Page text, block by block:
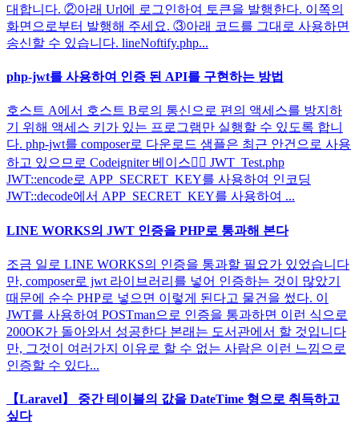
대합니다. ②아래 Url에 로그인하여 토큰을 발행한다. 이쪽의
화면으로부터 발행해 주세요. ③아래 코드를 그대로 사용하면
송신할 수 있습니다. lineNoftify.php...
php-jwt를 사용하여 인증 된 API를 구현하는 방법
호스트 A에서 호스트 B로의 통신으로 편의 액세스를 방지하
기 위해 액세스 키가 있는 프로그램만 실행할 수 있도록 합니
다. php-jwt를 composer로 다운로드 샘플은 최근 안건으로 사용
하고 있으므로 Codeigniter 베이스🙇‍♂️ JWT_Test.php
JWT::encode로 APP_SECRET_KEY를 사용하여 인코딩
JWT::decode에서 APP_SECRET_KEY를 사용하여 ...
LINE WORKS의 JWT 인증을 PHP로 통과해 본다
조금 일로 LINE WORKS의 인증을 통과할 필요가 있었습니다
만, composer로 jwt 라이브러리를 넣어 인증하는 것이 많았기
때문에 순수 PHP로 넣으면 이렇게 된다고 물건을 썼다. 이
JWT를 사용하여 POSTman으로 인증을 통과하면 이런 식으로
200OK가 돌아와서 성공한다 본래는 도서관에서 할 것입니다
만, 그것이 여러가지 이유로 할 수 없는 사람은 이런 느낌으로
인증할 수 있다...
【Laravel】 중간 테이블의 값을 DateTime 형으로 취득하고
싶다